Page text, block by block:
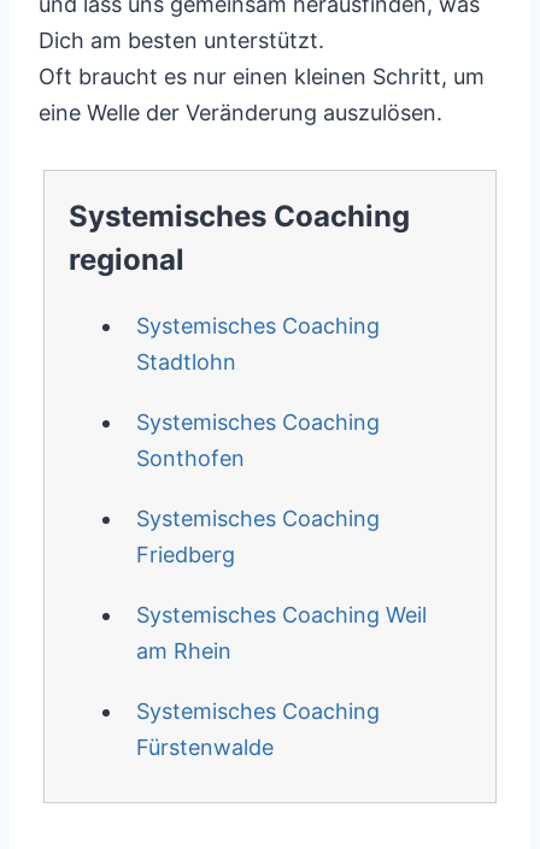
Dich am besten unterstützt.
Oft braucht es nur einen kleinen Schritt, um
eine Welle der Veränderung auszulösen.
Systemisches Coaching
regional
Systemisches Coaching
Stadtlohn
Systemisches Coaching
Sonthofen
Systemisches Coaching
Friedberg
Systemisches Coaching Weil
am Rhein
Systemisches Coaching
Fürstenwalde